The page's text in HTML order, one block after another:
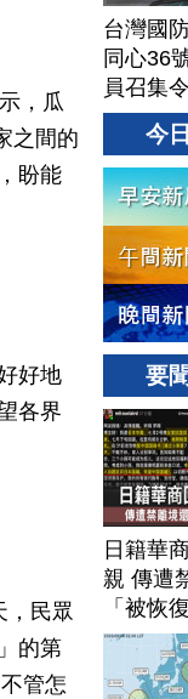
，瓜
之間的
盼能
好地
各界
，民眾
的第
管怎
台灣國
同心36
員召集令
今
要
日籍華
親 傳遭
「被恢